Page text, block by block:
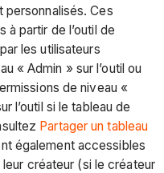
Ces
partir de l’outil de
les utilisateurs
« Admin » sur l’outil ou
de niveau «
l’outil si le tableau de
Partager un tableau
également accessibles
créateur (si le créateur